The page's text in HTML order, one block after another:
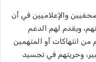
والإعلاميين في أن
ويقدم لهم الدعم
من انتهاكات أو المتهمين
وحريتهم في تجسيد